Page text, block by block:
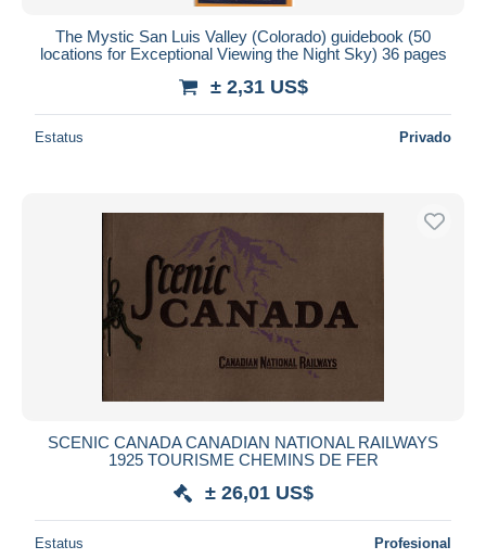
The Mystic San Luis Valley (Colorado) guidebook (50
locations for Exceptional Viewing the Night Sky) 36 pages
± 2,31 US$
Estatus Privado
SCENIC CANADA CANADIAN NATIONAL RAILWAYS
1925 TOURISME CHEMINS DE FER
± 26,01 US$
Estatus Profesional